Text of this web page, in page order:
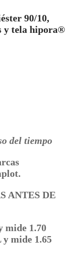
90/10,
y tela hipora®️
del tiempo
ANTES DE
mide 1.70
mide 1.65